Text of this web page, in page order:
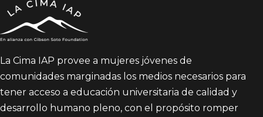
La Cima IAP provee a mujeres jóvenes de
comunidades marginadas los medios necesarios para
tener acceso a educación universitaria de calidad y
desarrollo humano pleno, con el propósito romper